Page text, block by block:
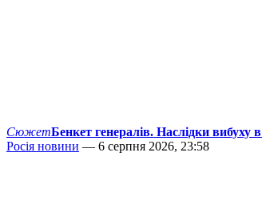
СюжетБенкет генералів. Наслідки вибуху
Росія новини — 6 серпня 2026, 23:58